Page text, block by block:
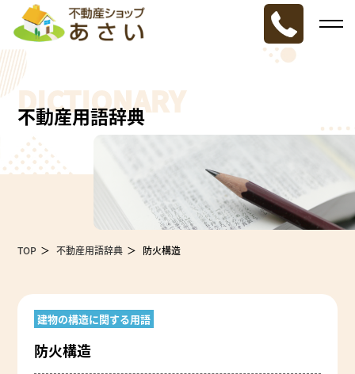
DICTIONARY
不動産用語辞典
TOP 不動産用語辞典 防火構造
建物の構造に関する用語
防火構造